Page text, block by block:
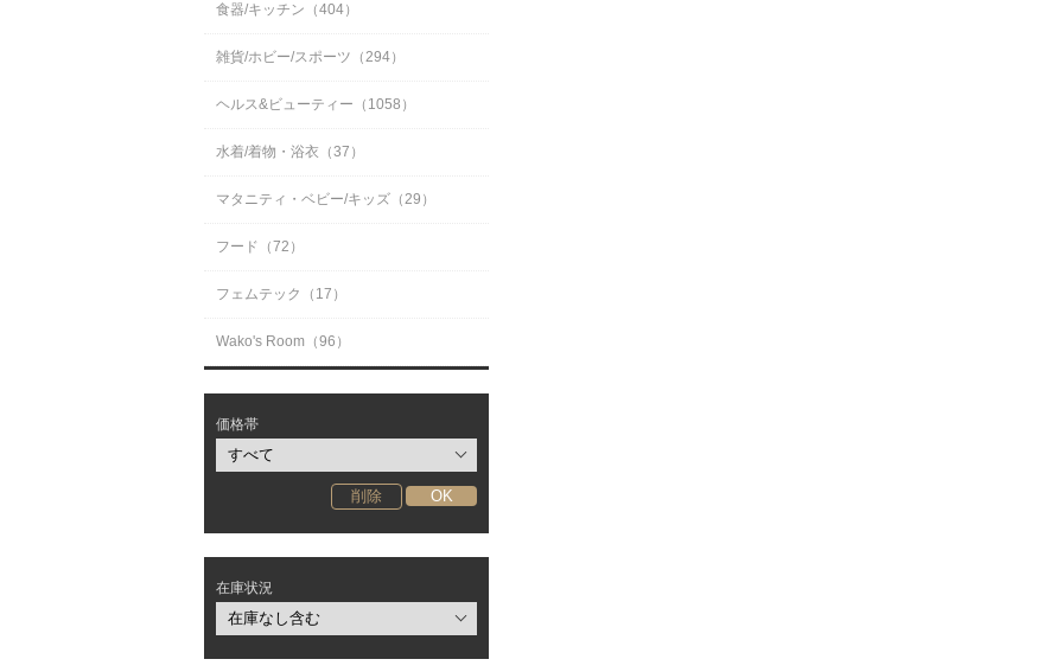
食器/キッチン（404）
雑貨/ホビー/スポーツ（294）
ヘルス&ビューティー（1058）
水着/着物・浴衣（37）
マタニティ・ベビー/キッズ（29）
フード（72）
フェムテック（17）
Wako's Room（96）
価格帯
在庫状況